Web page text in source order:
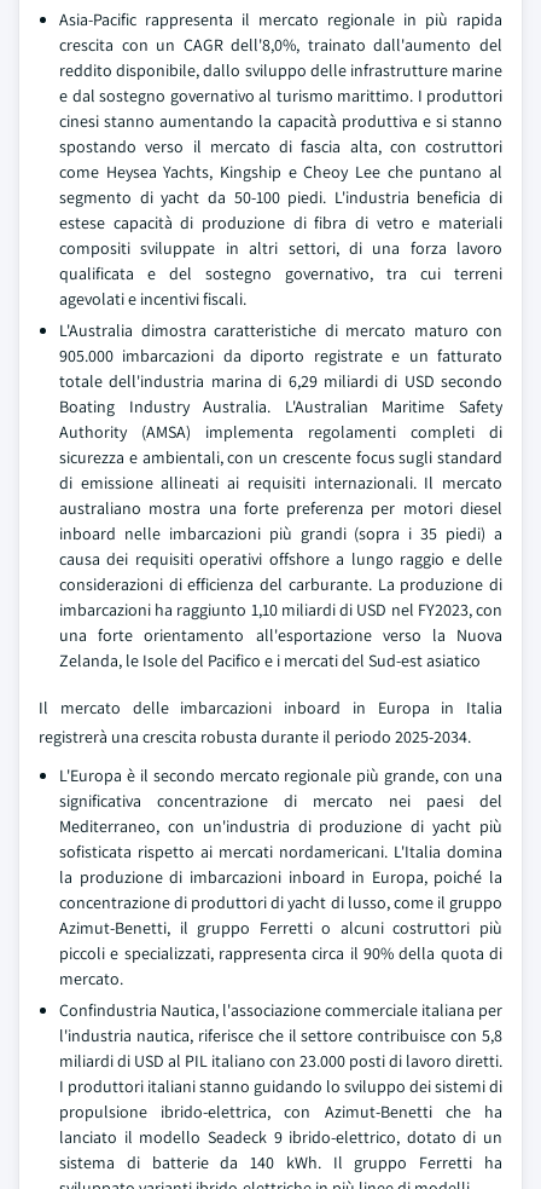
Asia-Pacific rappresenta il mercato regionale in più rapida
crescita con un CAGR dell'8,0%, trainato dall'aumento del
reddito disponibile, dallo sviluppo delle infrastrutture marine
e dal sostegno governativo al turismo marittimo. I produttori
cinesi stanno aumentando la capacità produttiva e si stanno
spostando verso il mercato di fascia alta, con costruttori
come Heysea Yachts, Kingship e Cheoy Lee che puntano al
segmento di yacht da 50-100 piedi. L'industria beneficia di
estese capacità di produzione di fibra di vetro e materiali
compositi sviluppate in altri settori, di una forza lavoro
qualificata e del sostegno governativo, tra cui terreni
agevolati e incentivi fiscali.
L'Australia dimostra caratteristiche di mercato maturo con
905.000 imbarcazioni da diporto registrate e un fatturato
totale dell'industria marina di 6,29 miliardi di USD secondo
Boating Industry Australia. L'Australian Maritime Safety
Authority (AMSA) implementa regolamenti completi di
sicurezza e ambientali, con un crescente focus sugli standard
di emissione allineati ai requisiti internazionali. Il mercato
australiano mostra una forte preferenza per motori diesel
inboard nelle imbarcazioni più grandi (sopra i 35 piedi) a
causa dei requisiti operativi offshore a lungo raggio e delle
considerazioni di efficienza del carburante. La produzione di
imbarcazioni ha raggiunto 1,10 miliardi di USD nel FY2023, con
una forte orientamento all'esportazione verso la Nuova
Zelanda, le Isole del Pacifico e i mercati del Sud-est asiatico
Il mercato delle imbarcazioni inboard in Europa in Italia
registrerà una crescita robusta durante il periodo 2025-2034.
L'Europa è il secondo mercato regionale più grande, con una
significativa concentrazione di mercato nei paesi del
Mediterraneo, con un'industria di produzione di yacht più
sofisticata rispetto ai mercati nordamericani. L'Italia domina
la produzione di imbarcazioni inboard in Europa, poiché la
concentrazione di produttori di yacht di lusso, come il gruppo
Azimut-Benetti, il gruppo Ferretti o alcuni costruttori più
piccoli e specializzati, rappresenta circa il 90% della quota di
mercato.
Confindustria Nautica, l'associazione commerciale italiana per
l'industria nautica, riferisce che il settore contribuisce con 5,8
miliardi di USD al PIL italiano con 23.000 posti di lavoro diretti.
I produttori italiani stanno guidando lo sviluppo dei sistemi di
propulsione ibrido-elettrica, con Azimut-Benetti che ha
lanciato il modello Seadeck 9 ibrido-elettrico, dotato di un
sistema di batterie da 140 kWh. Il gruppo Ferretti ha